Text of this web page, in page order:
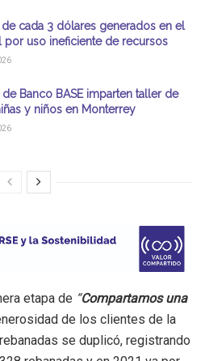
de cada 3 dólares generados en el
por uso ineficiente de recursos
Banco BASE imparten taller de
y niños en Monterrey
etapa de “Compartamos una
de los clientes de la
se duplicó, registrando